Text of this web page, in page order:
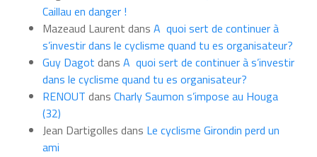
Caillau en danger !
Mazeaud Laurent dans A quoi sert de continuer à
s’investir dans le cyclisme quand tu es organisateur?
Guy Dagot dans A quoi sert de continuer à s’investir
dans le cyclisme quand tu es organisateur?
RENOUT dans Charly Saumon s’impose au Houga
(32)
Jean Dartigolles dans Le cyclisme Girondin perd un
ami